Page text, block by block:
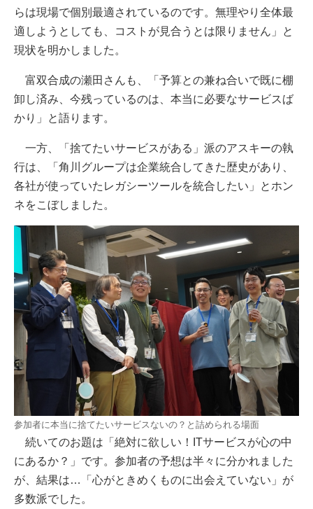
らは現場で個別最適されているのです。無理やり全体最
適しようとしても、コストが見合うとは限りません」と
現状を明かしました。
富双合成の瀬田さんも、「予算との兼ね合いで既に棚
卸し済み、今残っているのは、本当に必要なサービスば
かり」と語ります。
一方、「捨てたいサービスがある」派のアスキーの執
行は、「角川グループは企業統合してきた歴史があり、
各社が使っていたレガシーツールを統合したい」とホン
ネをこぼしました。
参加者に本当に捨てたいサービスないの？と詰められる場面
続いてのお題は「絶対に欲しい！ITサービスが心の中
にあるか？」です。参加者の予想は半々に分かれました
が、結果は…「心がときめくものに出会えていない」が
多数派でした。